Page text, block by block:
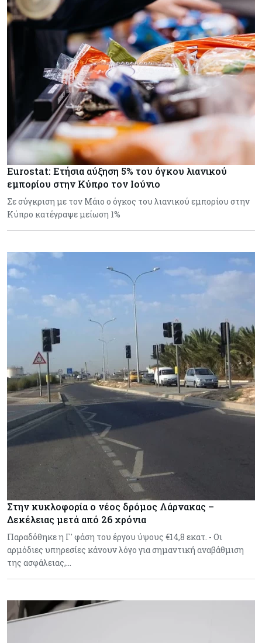
Eurostat: Ετήσια αύξηση 5% του όγκου λιανικού
εμπορίου στην Κύπρο τον Ιούνιο
Σε σύγκριση με τον Μάιο ο όγκος του λιανικού εμπορίου στην
Κύπρο κατέγραψε μείωση 1%
Στην κυκλοφορία ο νέος δρόμος Λάρνακας –
Δεκέλειας μετά από 26 χρόνια
Παραδόθηκε η Γ' φάση του έργου ύψους €14,8 εκατ. - Οι
αρμόδιες υπηρεσίες κάνουν λόγο για σημαντική αναβάθμιση
της ασφάλειας,…